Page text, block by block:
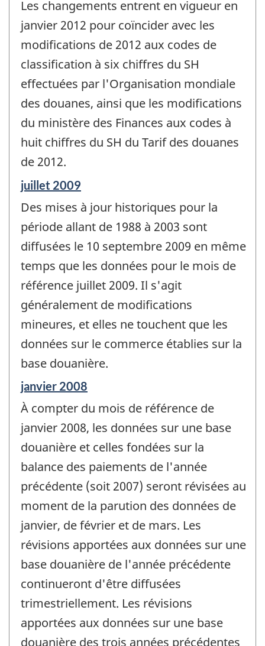
Les changements entrent en vigueur en
janvier 2012 pour coïncider avec les
modifications de 2012 aux codes de
classification à six chiffres du SH
effectuées par l'Organisation mondiale
des douanes, ainsi que les modifications
du ministère des Finances aux codes à
huit chiffres du SH du Tarif des douanes
de 2012.
Période
référence
de
changement
-
juillet 2009
Des mises à jour historiques pour la
période allant de 1988 à 2003 sont
diffusées le 10 septembre 2009 en même
temps que les données pour le mois de
référence juillet 2009. Il s'agit
généralement de modifications
mineures, et elles ne touchent que les
données sur le commerce établies sur la
base douanière.
Période
de
référence
de
changement
-
janvier 2008
À compter du mois de référence de
janvier 2008, les données sur une base
douanière et celles fondées sur la
balance des paiements de l'année
précédente (soit 2007) seront révisées au
moment de la parution des données de
janvier, de février et de mars. Les
révisions apportées aux données sur une
base douanière de l'année précédente
continueront d'être diffusées
trimestriellement. Les révisions
apportées aux données sur une base
douanière des trois années précédentes